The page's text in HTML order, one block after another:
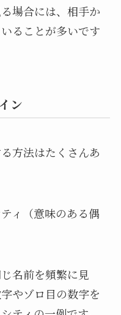
場合には、相手か
ることが多いです
ン
方法はたくさんあ
ィ（意味のある偶
名前を頻繁に見
やゾロ目の数字を